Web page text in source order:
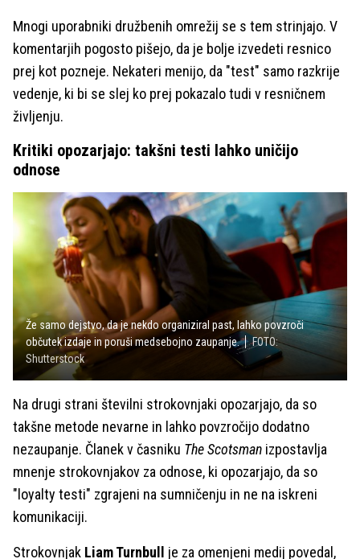
Mnogi uporabniki družbenih omrežij se s tem strinjajo. V
komentarjih pogosto pišejo, da je bolje izvedeti resnico
prej kot pozneje. Nekateri menijo, da "test" samo razkrije
vedenje, ki bi se slej ko prej pokazalo tudi v resničnem
življenju.
Kritiki opozarjajo: takšni testi lahko uničijo
odnose
Že samo dejstvo, da je nekdo organiziral past, lahko povzroči
občutek izdaje in poruši medsebojno zaupanje.
FOTO:
Shutterstock
Na drugi strani številni strokovnjaki opozarjajo, da so
takšne metode nevarne in lahko povzročijo dodatno
nezaupanje. Članek v časniku The Scotsman izpostavlja
mnenje strokovnjakov za odnose, ki opozarjajo, da so
"loyalty testi" zgrajeni na sumničenju in ne na iskreni
komunikaciji.
Strokovnjak Liam Turnbull
je za omenjeni medij povedal,